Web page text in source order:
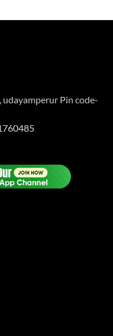
udayamperur Pin code-